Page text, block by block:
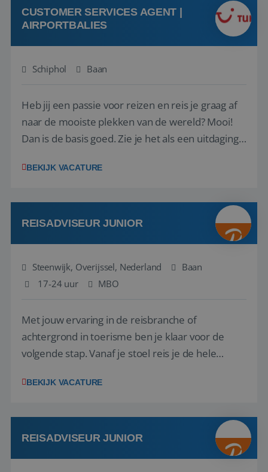
CUSTOMER SERVICES AGENT |
AIRPORTBALIES
Schiphol Baan
Heb jij een passie voor reizen en reis je graag af
naar de mooiste plekken van de wereld? Mooi!
Dan is de basis goed. Zie je het als een uitdaging
het samenstellen en boeken van de perfecte
deze onderdelen zijn nu samen gevoegd...
BEKIJK VACATURE
REISADVISEUR JUNIOR
Steenwijk, Overijssel, Nederland
Baan
17-24 uur
MBO
Met jouw ervaring in de reisbranche of
achtergrond in toerisme ben je klaar voor de
volgende stap. Vanaf je stoel reis je de hele
wensen van je team, je klant en wat er in de
klanten te overtuigen om die droomreis te
boeken! ...
BEKIJK VACATURE
REISADVISEUR JUNIOR